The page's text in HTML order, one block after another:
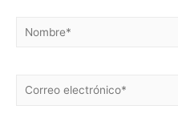
Nombre*
Correo